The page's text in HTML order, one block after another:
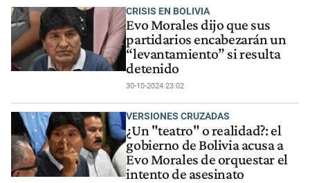
CRISIS EN BOLIVIA
Evo Morales dijo que sus
partidarios encabezarán un
“levantamiento” si resulta
detenido
30-10-2024 23:02
VERSIONES CRUZADAS
¿Un "teatro" o realidad?: el
gobierno de Bolivia acusa a
Evo Morales de orquestar el
intento de asesinato